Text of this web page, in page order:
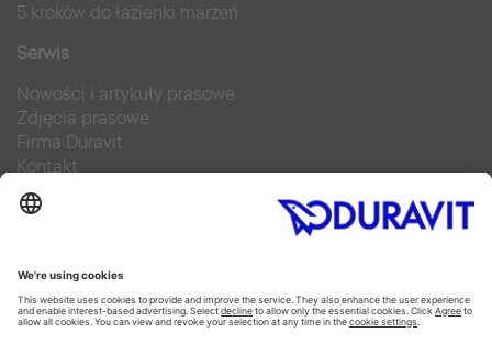
5 kroków do łazienki marzeń
Serwis
Nowości i artykuły prasowe
Zdjęcia prasowe
Firma Duravit
Kontakt
Najczęściej zadawane pytania
Facebook
Instagram
Pinterest
Blog